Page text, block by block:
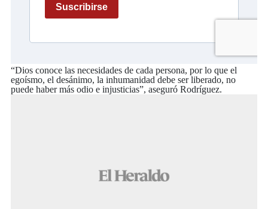
“Dios conoce las necesidades de cada persona, por lo que el
egoísmo, el desánimo, la inhumanidad debe ser liberado, no
puede haber más odio e injusticias”, aseguró Rodríguez.